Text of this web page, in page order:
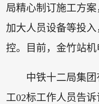
局精心制订施工方案
加大人员设备等投
控。目前，金竹站机
中铁十二局集
工02标工作人员告